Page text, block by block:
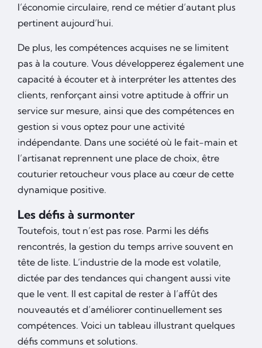
l’économie circulaire, rend ce métier d’autant plus
pertinent aujourd’hui.
De plus, les compétences acquises ne se limitent
pas à la couture. Vous développerez également une
capacité à écouter et à interpréter les attentes des
clients, renforçant ainsi votre aptitude à offrir un
service sur mesure, ainsi que des compétences en
gestion si vous optez pour une activité
indépendante. Dans une société où le fait-main et
l’artisanat reprennent une place de choix, être
couturier retoucheur vous place au cœur de cette
dynamique positive.
Les défis à surmonter
Toutefois, tout n’est pas rose. Parmi les défis
rencontrés, la gestion du temps arrive souvent en
tête de liste. L’industrie de la mode est volatile,
dictée par des tendances qui changent aussi vite
que le vent. Il est capital de rester à l’affût des
nouveautés et d’améliorer continuellement ses
compétences. Voici un tableau illustrant quelques
défis communs et solutions.